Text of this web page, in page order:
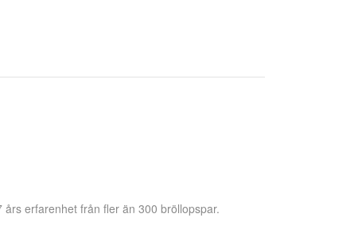
erfarenhet från fler än 300 bröllopspar.